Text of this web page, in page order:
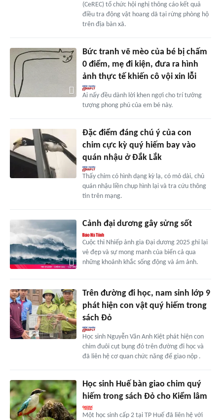
(CeREC) tổ chức hội nghị thông cáo kết quả
điều tra động vật hoang dã tại rừng phòng hộ
trên địa bàn xã.
Bức tranh vẽ mèo của bé bị chấm
0 điểm, mẹ đi kiện, đưa ra hình
ảnh thực tế khiến cô vội xin lỗi
Ai nấy đều dành lời khen ngợi cho trí tưởng
tượng phong phú của em bé này.
Đặc điểm đáng chú ý của con
chim cực kỳ quý hiếm bay vào
quán nhậu ở Đắk Lắk
Thấy chim có hình dạng kỳ lạ, có mỏ dài, chủ
quán nhậu liền chụp hình lại và tra cứu thông
tin trên mạng.
Cảnh đại dương gây sửng sốt
Cuộc thi Nhiếp ảnh gia Đại dương 2025 ghi lại
vẻ đẹp và sự mong manh của biển cả qua
những khoảnh khắc sống động và ám ảnh.
Trên đường đi học, nam sinh lớp 9
phát hiện con vật quý hiếm trong
sách Đỏ
Học sinh Nguyễn Văn Anh Kiệt phát hiện con
chim đuôi cụt bụng đỏ trên đường đi học và
đã liên hệ cơ quan chức năng để giao nộp .
Học sinh Huế bàn giao chim quý
hiếm trong sách Đỏ cho Kiểm lâm
Một học sinh cấp 2 tại TP Huế đã liên hệ với